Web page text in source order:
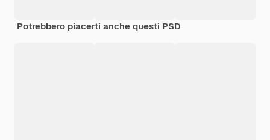
Potrebbero piacerti anche questi PSD